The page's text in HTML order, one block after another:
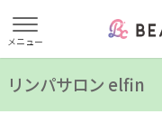
メニュー
すでに会員の方
リンパサロン elfin